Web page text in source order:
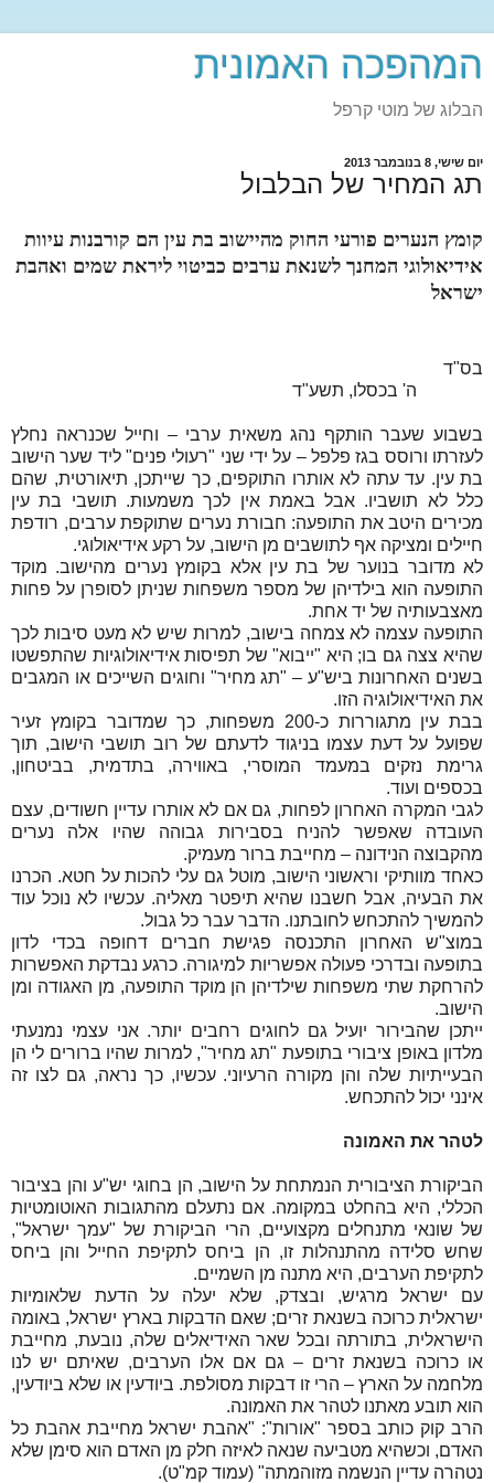
המהפכה האמונית
הבלוג של מוטי קרפל
יום שישי, 8 בנובמבר 2013
תג המחיר של הבלבול
קומץ הנערים פורעי החוק מהיישוב בת עין הם קורבנות עיוות
אידיאולוגי המחנך לשנאת ערבים כביטוי ליראת שמים ואהבת
ישראל
בס"ד
ה' בכסלו, תשע"ד
בשבוע שעבר הותקף נהג משאית ערבי – וחייל שכנראה נחלץ
לעזרתו ורוסס בגז פלפל – על ידי שני "רעולי פנים" ליד שער הישוב
בת עין. עד עתה לא אותרו התוקפים, כך שייתכן, תיאורטית, שהם
כלל לא תושביו. אבל באמת אין לכך משמעות. תושבי בת עין
מכירים היטב את התופעה: חבורת נערים שתוקפת ערבים, רודפת
חיילים ומציקה אף לתושבים מן הישוב, על רקע אידיאולוגי.
לא מדובר בנוער של בת עין אלא בקומץ נערים מהישוב. מוקד
התופעה הוא בילדיהן של מספר משפחות שניתן לסופרן על פחות
מאצבעותיה של יד אחת.
התופעה עצמה לא צמחה בישוב, למרות שיש לא מעט סיבות לכך
שהיא צצה גם בו; היא "ייבוא" של תפיסות אידיאולוגיות שהתפשטו
בשנים האחרונות ביש"ע – "תג מחיר" וחוגים השייכים או המגבים
את האידיאולוגיה הזו.
בבת עין מתגוררות כ-200 משפחות, כך שמדובר בקומץ זעיר
שפועל על דעת עצמו בניגוד לדעתם של רוב תושבי הישוב, תוך
גרימת נזקים במעמד המוסרי, באווירה, בתדמית, בביטחון,
בכספים ועוד.
לגבי המקרה האחרון לפחות, גם אם לא אותרו עדיין חשודים, עצם
העובדה שאפשר להניח בסבירות גבוהה שהיו אלה נערים
מהקבוצה הנידונה – מחייבת ברור מעמיק.
כאחד מוותיקי וראשוני הישוב, מוטל גם עלי להכות על חטא. הכרנו
את הבעיה, אבל חשבנו שהיא תיפטר מאליה. עכשיו לא נוכל עוד
להמשיך להתכחש לחובתנו. הדבר עבר כל גבול.
במוצ"ש האחרון התכנסה פגישת חברים דחופה בכדי לדון
בתופעה ובדרכי פעולה אפשריות למיגורה. כרגע נבדקת האפשרות
להרחקת שתי משפחות שילדיהן הן מוקד התופעה, מן האגודה ומן
הישוב.
ייתכן שהבירור יועיל גם לחוגים רחבים יותר. אני עצמי נמנעתי
מלדון באופן ציבורי בתופעת "תג מחיר", למרות שהיו ברורים לי הן
הבעייתיות שלה והן מקורה הרעיוני. עכשיו, כך נראה, גם לצו זה
אינני יכול להתכחש.
לטהר את האמונה
הביקורת הציבורית הנמתחת על הישוב, הן בחוגי יש"ע והן בציבור
הכללי, היא בהחלט במקומה. אם נתעלם מהתגובות האוטומטיות
של שונאי מתנחלים מקצועיים, הרי הביקורת של "עמך ישראל",
שחש סלידה מהתנהלות זו, הן ביחס לתקיפת החייל והן ביחס
לתקיפת הערבים, היא מתנה מן השמיים.
עם ישראל מרגיש, ובצדק, שלא יעלה על הדעת שלאומיות
ישראלית כרוכה בשנאת זרים; שאם הדבקות בארץ ישראל, באומה
הישראלית, בתורתה ובכל שאר האידיאלים שלה, נובעת, מחייבת
או כרוכה בשנאת זרים – גם אם אלו הערבים, שאיתם יש לנו
מלחמה על הארץ – הרי זו דבקות מסולפת. ביודעין או שלא ביודעין,
הוא תובע מאתנו לטהר את האמונה.
הרב קוק כותב בספר "אורות": "אהבת ישראל מחייבת אהבת כל
האדם, וכשהיא מטביעה שנאה לאיזה חלק מן האדם הוא סימן שלא
נטהרה עדיין הנשמה מזוהמתה" (עמוד קמ"ט).